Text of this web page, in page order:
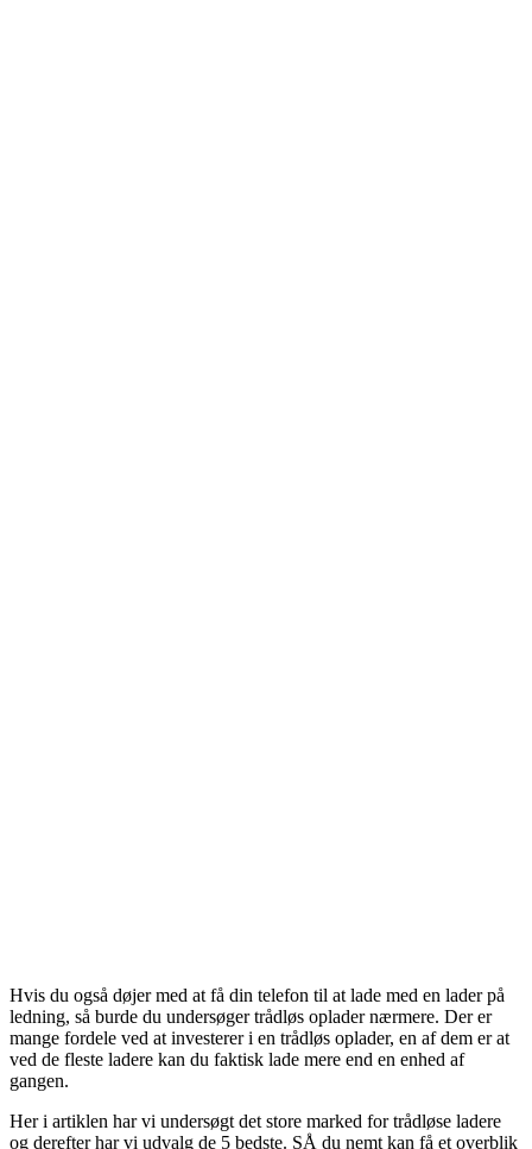
Hvis du også døjer med at få din telefon til at lade med en lader på
ledning, så burde du undersøger trådløs oplader nærmere. Der er
mange fordele ved at investerer i en trådløs oplader, en af dem er at
ved de fleste ladere kan du faktisk lade mere end en enhed af
gangen.
Her i artiklen har vi undersøgt det store marked for trådløse ladere
og derefter har vi udvalg de 5 bedste. SÅ du nemt kan få et overblik